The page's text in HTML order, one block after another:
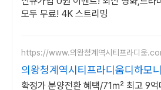
모두 무료! 4K 스트리밍
https://www.의왕청계역시티프라디움
의왕청계역시티프라디움디하모니
확정가 분양전환 혜택/71㎡ 최고 9억